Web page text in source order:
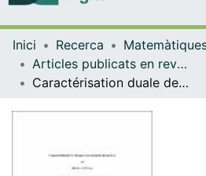
Com
Inici Recerca
Articles publicats en revistes (Matemàtiques i Informàtica)
Caractérisation duale des espaces de Mazur